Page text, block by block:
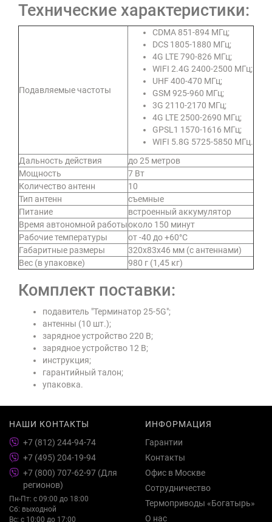
Технические характеристики:
Подавляемые частоты
CDMA 851-894 МГц;
DCS 1805-1880 МГц;
4G LTE 790-826 МГц;
WIFI 2.4G 2400-2500 МГц;
UHF 400-470 МГц;
GSM 925-960 МГц;
3G 2110-2170 МГц;
4G LTE 2500-2690 МГц;
GPSL1 1570-1616 МГц;
WIFI 5.8G 5725-5850 МГц.
Дальность действия
до 25 метров
Мощность
7 Вт
Количество антенн
10
Тип антенн
съемные
Питание
встроенный аккумулятор
Время автономной работыоколо 150 минут
Рабочие температуры
от -40 до +60°C
Габаритные размеры
320x83x46 мм (с антеннами)
Вес (в упаковке)
980 г (1,45 кг)
Комплект поставки:
подавитель "Терминатор 25-5G";
антенны (10 шт.);
зарядное устройство 220 В;
зарядное устройство 12 В;
инструкция;
гарантийный талон;
упаковка.
НАШИ КОНТАКТЫ
+7 (812) 244-94-74
+7 (495) 204-19-94
+7 (800) 707-62-97 (Для
регионов)
Пн-Пт: с 09:00 до 18:00
Сб: выходной
Вс: с 10:00 до 17:00
ИНФОРМАЦИЯ
Гарантии
Контакты
Офис в Москве
Сотрудничество
Термоприводы «Богатырь»
О нас